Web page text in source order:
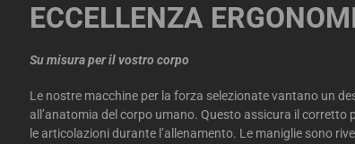
ECCELLENZA
Su misura per il vostro corpo
Le nostre macchine per la forza selezionate vantano un
all’anatomia del corpo umano. Questo assicura il corretto
le articolazioni durante l’allenamento. Le maniglie sono